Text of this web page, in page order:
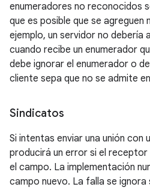
enumeradores no reconocidos
que es posible que se agreguen
ejemplo, un servidor no debería
cuando recibe un enumerador
debe ignorar el enumerador o
cliente sepa que no se admite
Sindicatos
Si intentas enviar una unión con
producirá un error si el
el campo. La implementación
campo nuevo. La falla se ignora